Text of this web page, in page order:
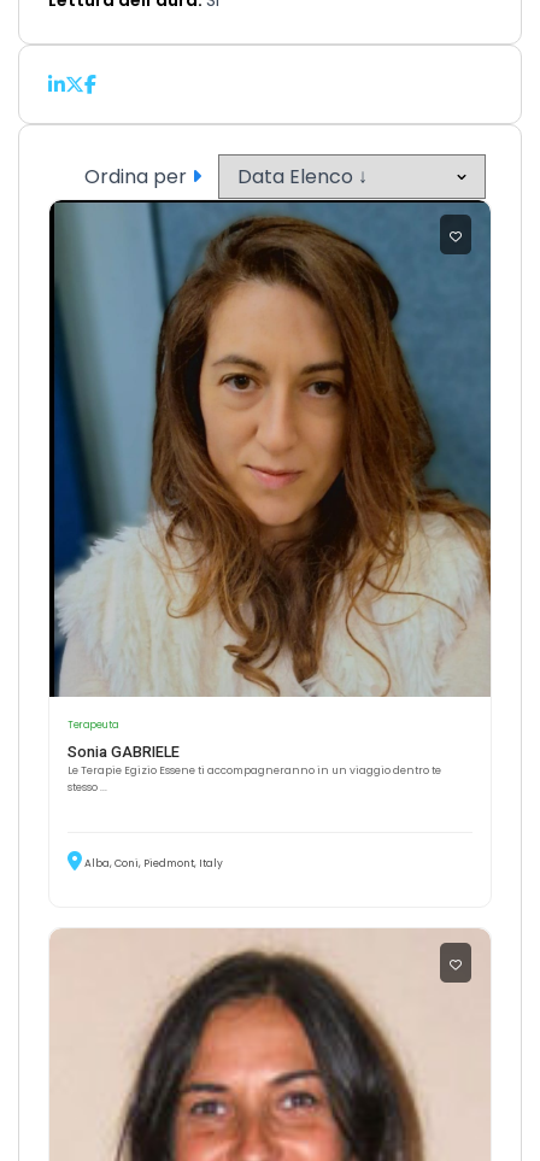
Ordina per
Terapeuta
Sonia GABRIELE
Le Terapie Egizio Essene ti accompagneranno in un viaggio dentro te
stesso ...
Alba, Coni, Piedmont, Italy